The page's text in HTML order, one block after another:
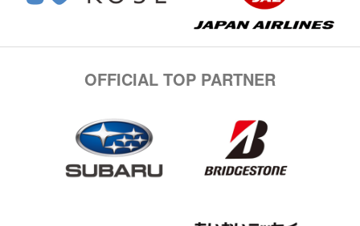
OFFICIAL TOP PARTNER